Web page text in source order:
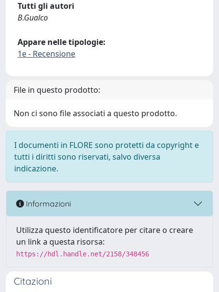
Tutti gli autori
B.Gualco
Appare nelle tipologie:
1e - Recensione
File in questo prodotto:
Non ci sono file associati a questo prodotto.
I documenti in FLORE sono protetti da copyright e
tutti i diritti sono riservati, salvo diversa
indicazione.
Informazioni
Utilizza questo identificatore per citare o creare
un link a questa risorsa:
https://hdl.handle.net/2158/348456
Citazioni